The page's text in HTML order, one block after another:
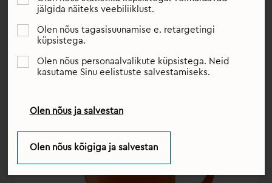
saadaksid teid terve elu.
jälgida näiteks veebiliiklust.
Olen nõus tagasisuunamise e. retargetingi
küpsistega.
Olen nõus personaalvalikute küpsistega. Neid
kasutame Sinu eelistuste salvestamiseks.
Olen nõus ja salvestan
Olen nõus kõigiga ja salvestan